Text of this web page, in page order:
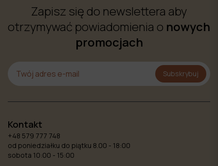
Zapisz się do newslettera aby
otrzymywać powiadomienia o nowych
promocjach
Subskrybuj
Kontakt
+48 579 777 748
od poniedziałku do piątku 8.00 - 18:00
sobota 10:00 - 15:00